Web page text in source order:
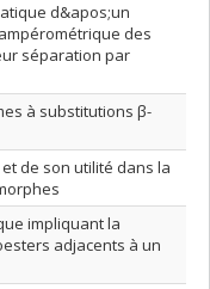
d&apos;un
des
séparation par
à substitutions β-
de son utilité dans la
impliquant la
adjacents à un